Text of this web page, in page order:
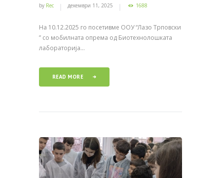
by Rec декември 11, 2025 1688
На 10.12.2025 го посетивме ООУ “Лазо Трповски
” со мобилната опрема од Биотехнолошката
лабораторија...
READ MORE